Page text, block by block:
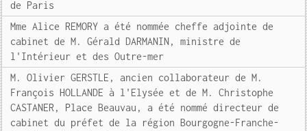
de Paris
Mme Alice REMORY a été nommée cheffe adjointe de
cabinet de M. Gérald DARMANIN, ministre de
l'Intérieur et des Outre-mer
M. Olivier GERSTLE, ancien collaborateur de M.
François HOLLANDE à l'Elysée et de M. Christophe
CASTANER, Place Beauvau, a été nommé directeur de
cabinet du préfet de la région Bourgogne-Franche-